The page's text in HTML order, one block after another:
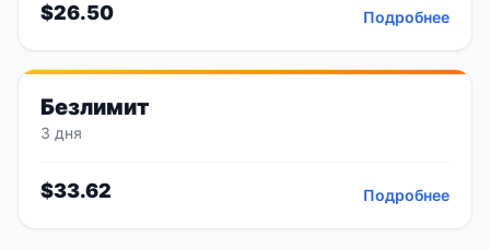
$26.50 Подробнее
Безлимит
3 дня
$33.62 Подробнее